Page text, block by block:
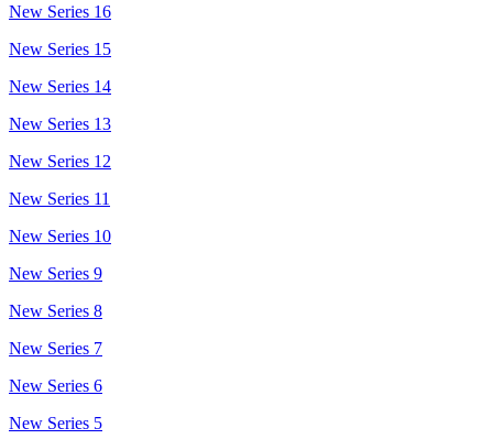
New Series 16
New Series 15
New Series 14
New Series 13
New Series 12
New Series 11
New Series 10
New Series 9
New Series 8
New Series 7
New Series 6
New Series 5